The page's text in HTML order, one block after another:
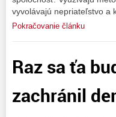
vyvolávajú nepriateľstvo a
Pokračovanie článku
Raz sa ťa
zachránil